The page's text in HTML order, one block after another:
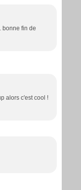
bonne fin de
alors c'est cool !